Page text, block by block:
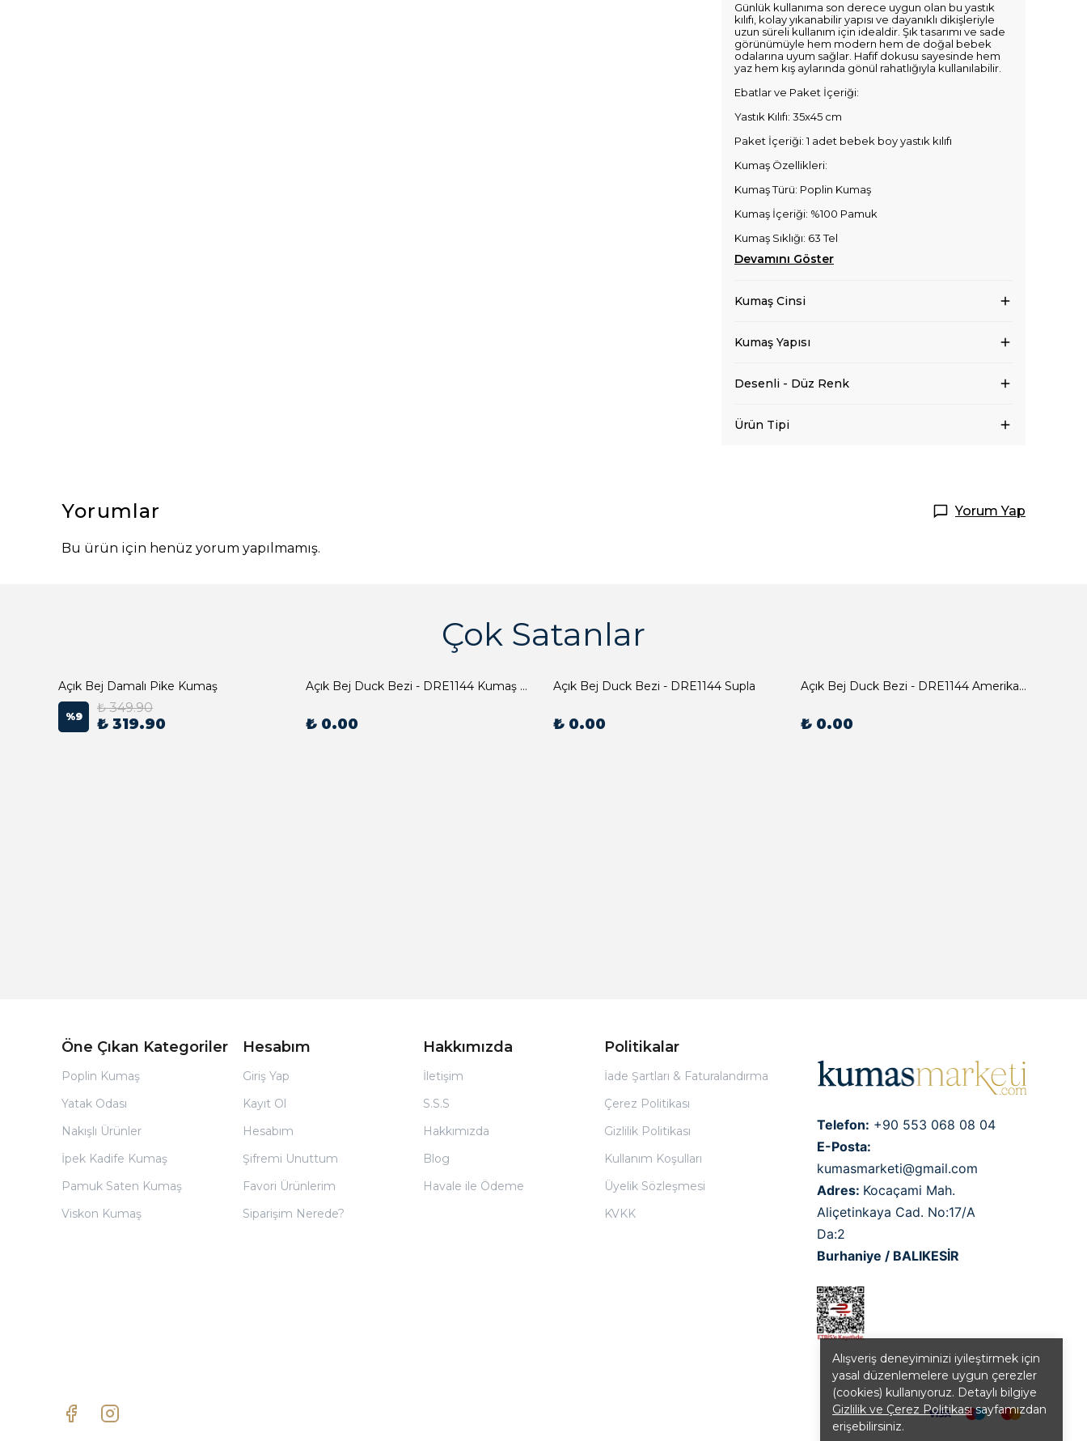
Alışveriş deneyiminizi iyileştirmek için
yasal düzenlemelere uygun çerezler
(cookies) kullanıyoruz. Detaylı bilgiye
Gizlilik ve Çerez Politikasısayfamızdan
erişebilirsiniz.
Günlük kullanıma son derece uygun olan bu yastık
kılıfı, kolay yıkanabilir yapısı ve dayanıklı dikişleriyle
uzun süreli kullanım için idealdir. Şık tasarımı ve sade
görünümüyle hem modern hem de doğal bebek
odalarına uyum sağlar. Hafif dokusu sayesinde hem
yaz hem kış aylarında gönül rahatlığıyla kullanılabilir.
Ebatlar ve Paket İçeriği:
Yastık Kılıfı: 35x45 cm
Paket İçeriği: 1 adet bebek boy yastık kılıfı
Kumaş Özellikleri:
Kumaş Türü: Poplin Kumaş
Kumaş İçeriği: %100 Pamuk
Kumaş Sıklığı: 63 Tel
Devamını Göster
Kumaş Cinsi
Kumaş Yapısı
Desenli - Düz Renk
Ürün Tipi
Yorumlar Yorum Yap
Bu ürün için henüz yorum yapılmamış.
Çok Satanlar
Açık Bej Damalı Pike Kumaş
%9
₺ 349.90
₺ 319.90
Açık Bej Duck Bezi - DRE1144 Kumaş Peçete
₺ 0.00
Açık Bej Duck Bezi - DRE1144 Supla
₺ 0.00
Açık Bej Duck Bezi - DRE1144 Amerikan Servis
₺ 0.00
Öne Çıkan Kategoriler
Poplin Kumaş
Yatak Odası
Nakışlı Ürünler
İpek Kadife Kumaş
Pamuk Saten Kumaş
Viskon Kumaş
Hesabım
Giriş Yap
Kayıt Ol
Hesabım
Şifremi Unuttum
Favori Ürünlerim
Siparişim Nerede?
Hakkımızda
İletişim
S.S.S
Hakkımızda
Blog
Havale ile Ödeme
Politikalar
İade Şartları & Faturalandırma
Çerez Politikası
Gizlilik Politikası
Kullanım Koşulları
Üyelik Sözleşmesi
KVKK
Telefon: +90 553 068 08 04
E-Posta:
kumasmarketi@gmail.com
Adres: Kocaçami Mah.
Aliçetinkaya Cad. No:17/A
Da:2
Burhaniye / BALIKESİR